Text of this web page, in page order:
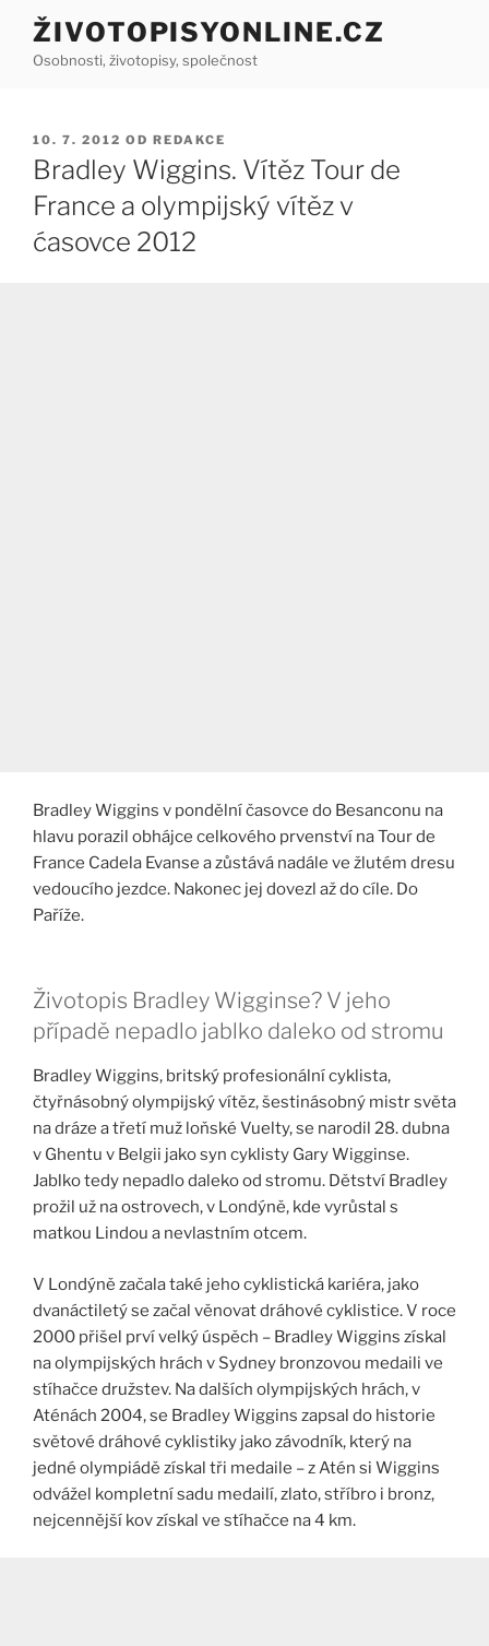
Přejít
obsahu
ŽIVOTOPISYONLINE.CZ
Osobnosti, životopisy, společnost
PUBLIKOVÁNO
10. 7. 2012 OD REDAKCE
Bradley Wiggins. Vítěz Tour de
France a olympijský vítěz v
ćasovce 2012
Bradley Wiggins v pondělní časovce do Besanconu na
hlavu porazil obhájce celkového prvenství na Tour de
France Cadela Evanse a zůstává nadále ve žlutém dresu
vedoucího jezdce. Nakonec jej dovezl až do cíle. Do
Paříže.
Životopis Bradley Wigginse? V jeho
případě nepadlo jablko daleko od stromu
Bradley Wiggins, britský profesionální cyklista,
čtyřnásobný olympijský vítěz, šestinásobný mistr světa
na dráze a třetí muž loňské Vuelty, se narodil 28. dubna
v Ghentu v Belgii jako syn cyklisty Gary Wigginse.
Jablko tedy nepadlo daleko od stromu. Dětství Bradley
prožil už na ostrovech, v Londýně, kde vyrůstal s
matkou Lindou a nevlastním otcem.
V Londýně začala také jeho cyklistická kariéra, jako
dvanáctiletý se začal věnovat dráhové cyklistice. V roce
2000 přišel prví velký úspěch – Bradley Wiggins získal
na olympijských hrách v Sydney bronzovou medaili ve
stíhačce družstev. Na dalších olympijských hrách, v
Aténách 2004, se Bradley Wiggins zapsal do historie
světové dráhové cyklistiky jako závodník, který na
jedné olympiádě získal tři medaile – z Atén si Wiggins
odvážel kompletní sadu medailí, zlato, stříbro i bronz,
nejcennější kov získal ve stíhačce na 4 km.